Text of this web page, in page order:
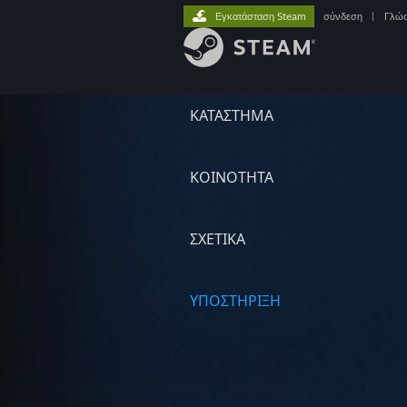
ΚΑΤΑΣΤΗΜΑ
ΚΟΙΝΟΤΗΤΑ
ΣΧΕΤΙΚΆ
ΥΠΟΣΤΗΡΙΞΗ
Εγκατάσταση Steam σύνδεση